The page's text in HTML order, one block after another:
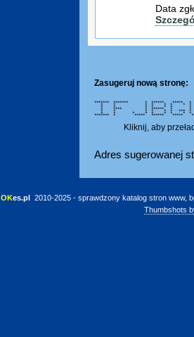
Data
Zasugeruj nową stronę:
******* ******* * ******
* * * * * * *
* * * * * * *
* **** * ****** *
* * * * * * *** *
* * * * * * * * *
******* * ***** ******
Kliknij, aby
Adres sugerowanej
OKes.pl 2010-2025 - sprawdzony katalog stron www,
Thumbshots